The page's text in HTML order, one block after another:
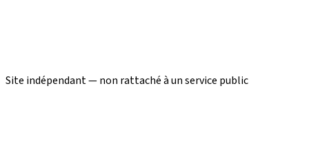
Site indépendant — non rattaché à un service public